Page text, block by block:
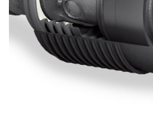
Distributeurs
Valves à cartouche
Limiteur de pression en ligne
Servocommandes
Composants électroniques pour